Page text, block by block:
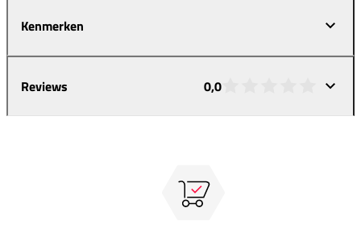
Kenmerken
Reviews 0,0